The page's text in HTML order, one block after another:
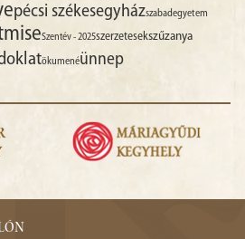
pécsi székesegyházszabadegyetem
Szentév - 2025szerzetesekszűzanya
ökumenéünnep